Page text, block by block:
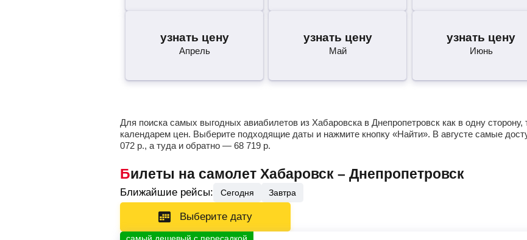
узнать цену
Апрель
узнать цену
Май
узнать цену
Июнь
Для поиска самых выгодных авиабилетов из Хабаровска в Днепропетровск как в одну сторону,
календарем цен. Выберите подходящие даты и нажмите кнопку «Найти». В августе самые
072 р., а туда и обратно — 68 719 р.
Билеты на самолет Хабаровск – Днепропетровск
Ближайшие рейсы: Сегодня Завтра
Выберите дату